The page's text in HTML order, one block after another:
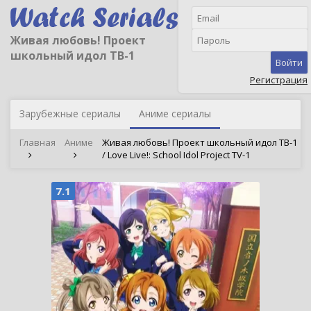
Живая любовь! Проект
школьный идол ТВ-1
Войти
Регистрация
Зарубежные сериалы Аниме сериалы
Главная Аниме
Живая любовь! Проект школьный идол ТВ-1
/ Love Live!: School Idol Project TV-1
7.1